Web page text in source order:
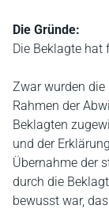
Die Gründe:
Die Beklagte hat
Zwar wurden die
Rahmen der
Beklagten
und der
Übernahme der
durch die
bewusst war,